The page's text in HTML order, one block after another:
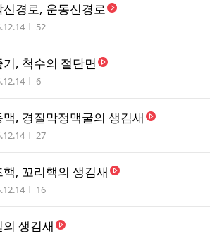
경로, 운동신경로
시간 조회수
52
, 척수의 절단면
시간 조회수
6
, 경질막정맥굴의 생김새
시간 조회수
27
, 꼬리핵의 생김새
시간 조회수
16
생김새